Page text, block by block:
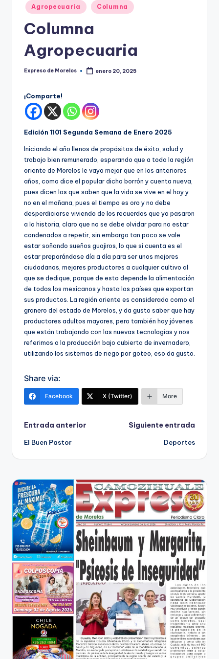
el
Publicado
en
Agropecuaria Columna
Columna
Agropecuaria
Publicado
Expreso de Morelos enero 20, 2025
¡Comparte!
Edición 1101 Segunda Semana de Enero 2025
Iniciando el año llenos de propósitos de éxito, salud y
trabajo bien remunerado, esperando que a toda la región
oriente de Morelos le vaya mejor que en los anteriores
años, como dice el popular dicho borrón y cuenta nueva,
pues dicen los que saben que la vida se vive en el hoy y
no en el mañana, pues el tiempo es oro y no debe
desperdiciarse viviendo de los recuerdos que ya pasaron
a la historia, claro que no se debe olvidar para no estar
condenados a repetir, sin embargo tan poco se vale
estar soñando sueños guajiros, lo que si cuenta es el
estar preparándose día a día para ser unos mejores
ciudadanos, mejores productores a cualquier cultivo al
que se dedique, porque de esto depende la alimentación
de todos los mexicanos y hasta los países que exportan
sus productos. La región oriente es considerada como el
granero del estado de Morelos, y da gusto saber que hay
productores adultos mayores, pero también hay jóvenes
que están trabajando con las nuevas tecnologías y nos
referimos a la producción bajo cubierta de invernadero,
utilizando los sistemas de riego por goteo, eso da gusto.
Share via:
Facebook X (Twitter) More
Navegación
de
Entrada anterior
El Buen Pastor
Siguiente entrada
Deportes